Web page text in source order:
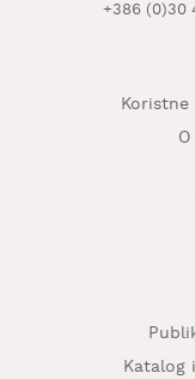
+386 (0)30
Katalog